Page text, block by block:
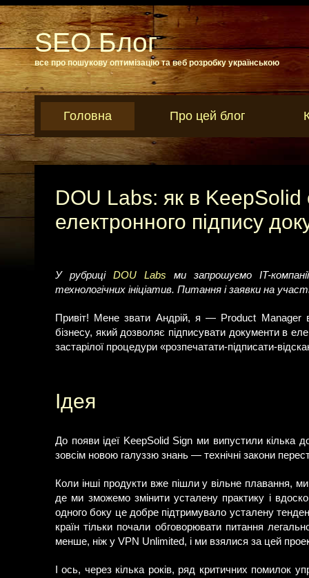
SEO Блог
все про пошукову оптимізацію та веб розробку українською
Головна Про цей блог
DOU Labs: як в
електронного підпису
У рубриці DOU Labs ми запрошуємо IT-
технологічних ініціатив. Питання і заявки на
Привіт! Мене звати Андрій, я — Product Manager
бізнесу, який дозволяє підписувати документи в
застарілої процедури «розпечатати-підписати-
Ідея
До появи ідеї KeepSolid Sign ми випустили кілька
зовсім новою галуззю знань — технічні закони
Коли інші продукти вже пішли у вільне плавання,
де ми зможемо змінити усталену практику і
одного боку це добре підтримувало усталену
країн тільки почали обговорювати питання
менше, ніж у VPN Unlimited, і ми взялися за цей
І ось, через кілька років, ряд критичних помилок